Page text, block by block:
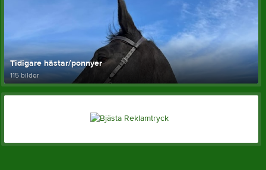
Tidigare hästar/ponnyer
115 bilder